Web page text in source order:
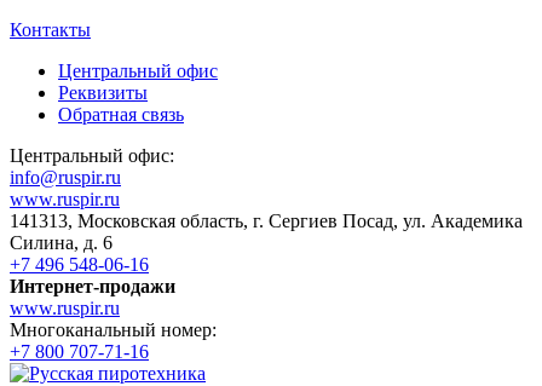
Контакты
Центральный офис
Реквизиты
Обратная связь
Центральный офис:
info@ruspir.ru
www.ruspir.ru
141313, Московская область, г. Сергиев Посад, ул. Академика
Силина, д. 6
+7 496 548-06-16
Интернет-продажи
www.ruspir.ru
Многоканальный номер:
+7 800 707-71-16